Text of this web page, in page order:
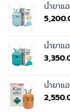
น้ำยาแ
น้ำยาแ
น้ำยาแ